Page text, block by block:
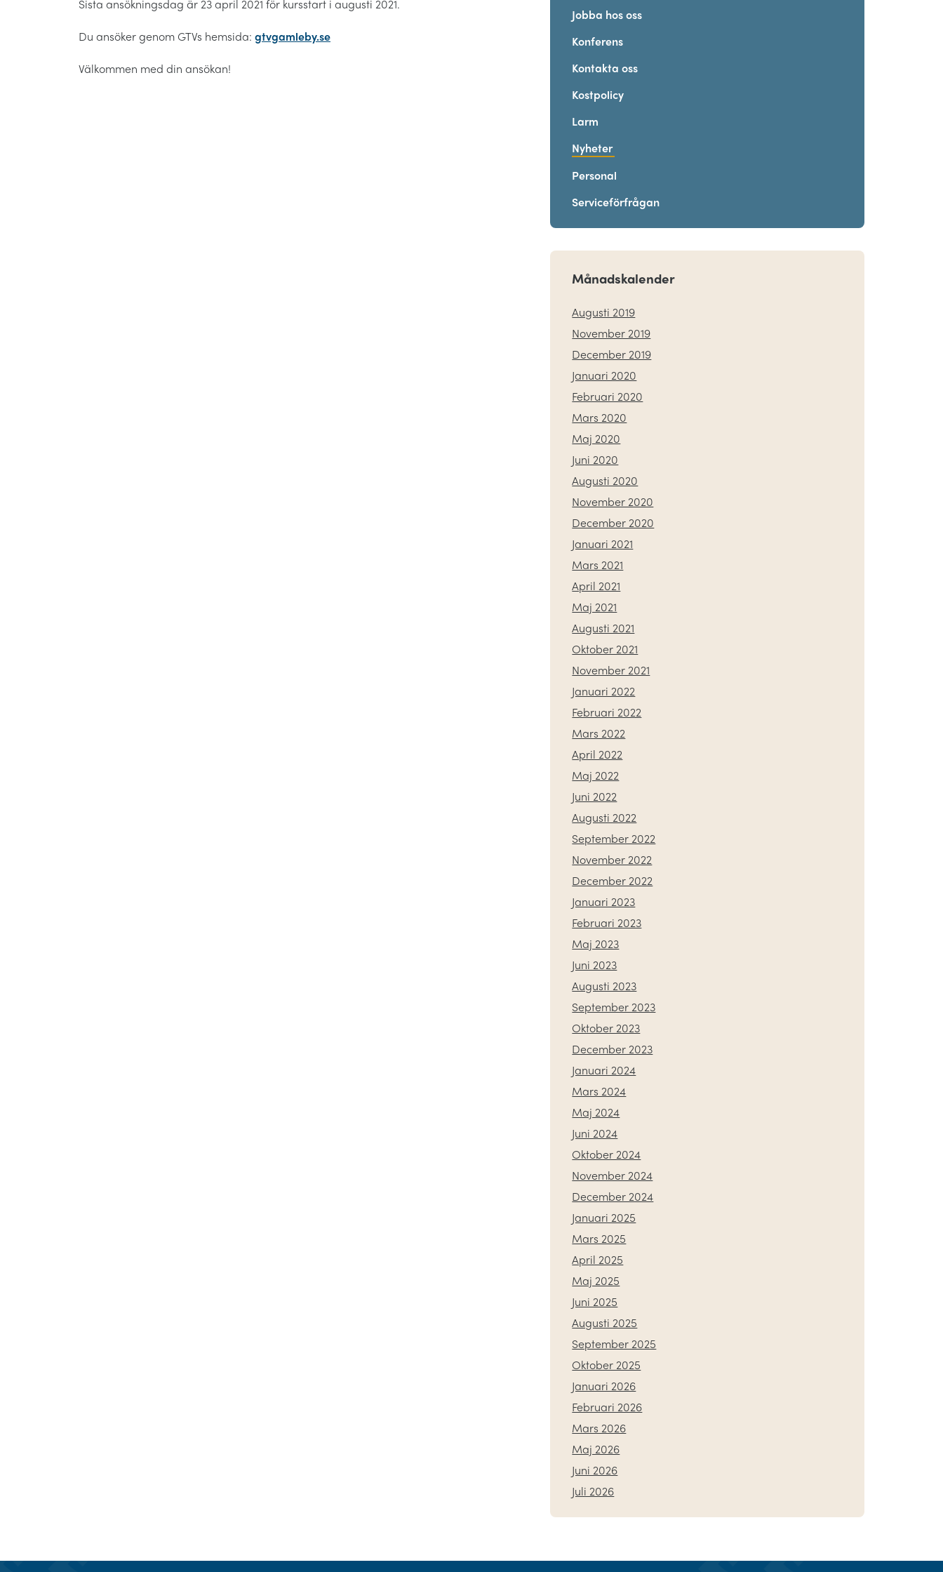
Sista ansökningsdag är 23 april 2021 för kursstart i augusti 2021.
Du ansöker genom GTVs hemsida: gtvgamleby.se
Välkommen med din ansökan!
Jobba hos oss
Konferens
Kontakta oss
Kostpolicy
Larm
Nyheter
Personal
Serviceförfrågan
Månadskalender
Augusti 2019
November 2019
December 2019
Januari 2020
Februari 2020
Mars 2020
Maj 2020
Juni 2020
Augusti 2020
November 2020
December 2020
Januari 2021
Mars 2021
April 2021
Maj 2021
Augusti 2021
Oktober 2021
November 2021
Januari 2022
Februari 2022
Mars 2022
April 2022
Maj 2022
Juni 2022
Augusti 2022
September 2022
November 2022
December 2022
Januari 2023
Februari 2023
Maj 2023
Juni 2023
Augusti 2023
September 2023
Oktober 2023
December 2023
Januari 2024
Mars 2024
Maj 2024
Juni 2024
Oktober 2024
November 2024
December 2024
Januari 2025
Mars 2025
April 2025
Maj 2025
Juni 2025
Augusti 2025
September 2025
Oktober 2025
Januari 2026
Februari 2026
Mars 2026
Maj 2026
Juni 2026
Juli 2026